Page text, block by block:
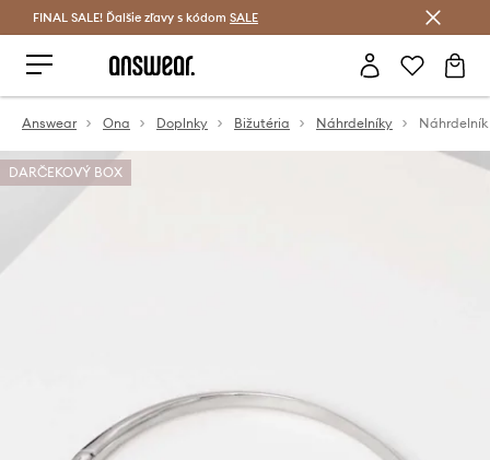
Šetrite s Answear Club >
FINAL SALE! Ďalšie zľavy s kódom SALE
Answear Ona Doplnky Bižutéria Náhrdelníky
DARČEKOVÝ BOX